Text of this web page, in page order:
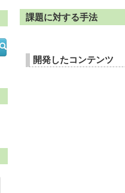
課題に対する手法
開発したコンテンツ